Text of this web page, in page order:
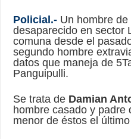
Policial.- Un hombre
desaparecido en sector
comuna desde el
segundo hombre
datos que maneja de
Panguipulli.
Se trata de Damian
hombre casado y padre
menor de éstos el